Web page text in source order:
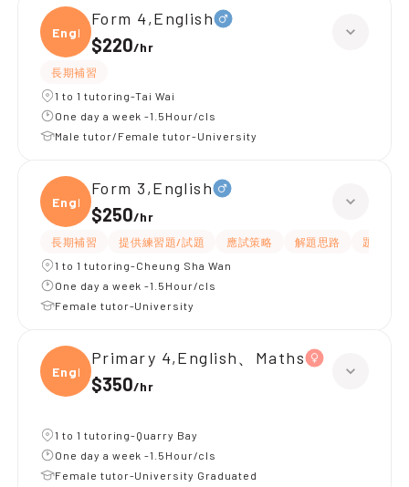
Engli
Form 4,English
$220/hr
長期補習
1 to 1 tutoring-Tai Wai
One day a week -1.5Hour/cls
Male tutor/Female tutor-University
Engli
Form 3,English
$250/hr
長期補習 提供練習題/試題 應試策略 解題思路
題目講解
1 to 1 tutoring-Cheung Sha Wan
One day a week -1.5Hour/cls
Female tutor-University
Engli
Primary 4,English、Maths
$350/hr
1 to 1 tutoring-Quarry Bay
One day a week -1.5Hour/cls
Female tutor-University Graduated